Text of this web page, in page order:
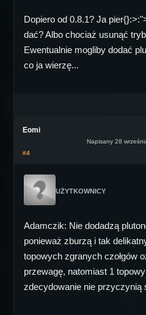
Dopiero od 0.8.1? Ja
dać? Albo chociaż usunąć
Ewentualnie mogliby dodać
co ja wierzę...
Eomi
Napisany 28
#4
UŻYTKOWNICY
Adamczik: Nie dodadzą
ponieważ zburzą i tak
topowych zgranych czołgów
przewagę, natomiast 1
zdecydowanie nie przyczynią